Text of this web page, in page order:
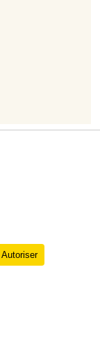
Autoriser